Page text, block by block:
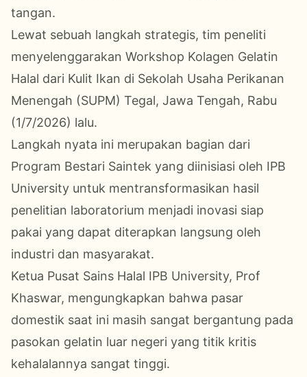
tangan.
Lewat sebuah langkah strategis, tim peneliti
menyelenggarakan Workshop Kolagen Gelatin
Halal dari Kulit Ikan di Sekolah Usaha Perikanan
Menengah (SUPM) Tegal, Jawa Tengah, Rabu
(1/7/2026) lalu.
Langkah nyata ini merupakan bagian dari
Program Bestari Saintek yang diinisiasi oleh IPB
University untuk mentransformasikan hasil
penelitian laboratorium menjadi inovasi siap
pakai yang dapat diterapkan langsung oleh
industri dan masyarakat.
Ketua Pusat Sains Halal IPB University, Prof
Khaswar, mengungkapkan bahwa pasar
domestik saat ini masih sangat bergantung pada
pasokan gelatin luar negeri yang titik kritis
kehalalannya sangat tinggi.